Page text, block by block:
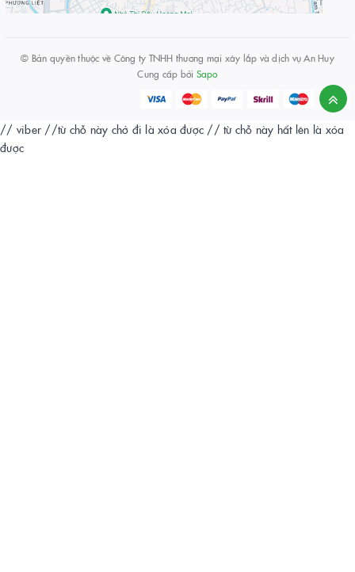
© Bản quyền thuộc về Công ty TNHH thương mại xây lắp và dịch vụ An Huy
Cung cấp bởi Sapo
// viber //từ chỗ này chở đi là xóa được // từ chỗ này hất lên là xóa
được